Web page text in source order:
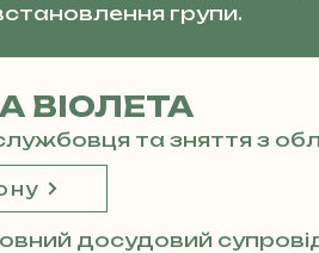
групи.
ВІОЛЕТА
та зняття з
досудовий